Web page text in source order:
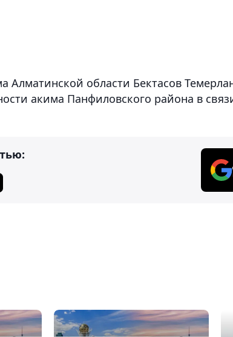
Алматинской области Бектасов
акима Панфиловского района в